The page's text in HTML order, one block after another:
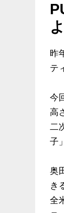
昨
テ
今
高
二
子
奥
き
全